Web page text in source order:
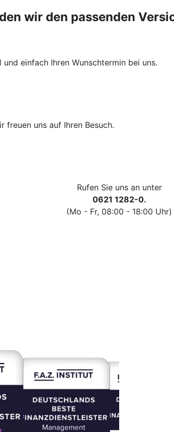
wir den passenden
einfach Ihren Wunschtermin bei uns.
freuen uns auf Ihren Besuch.
Rufen Sie uns an unter
0621 1282-0.
(Mo - Fr, 08:00 - 18:00 Uhr)